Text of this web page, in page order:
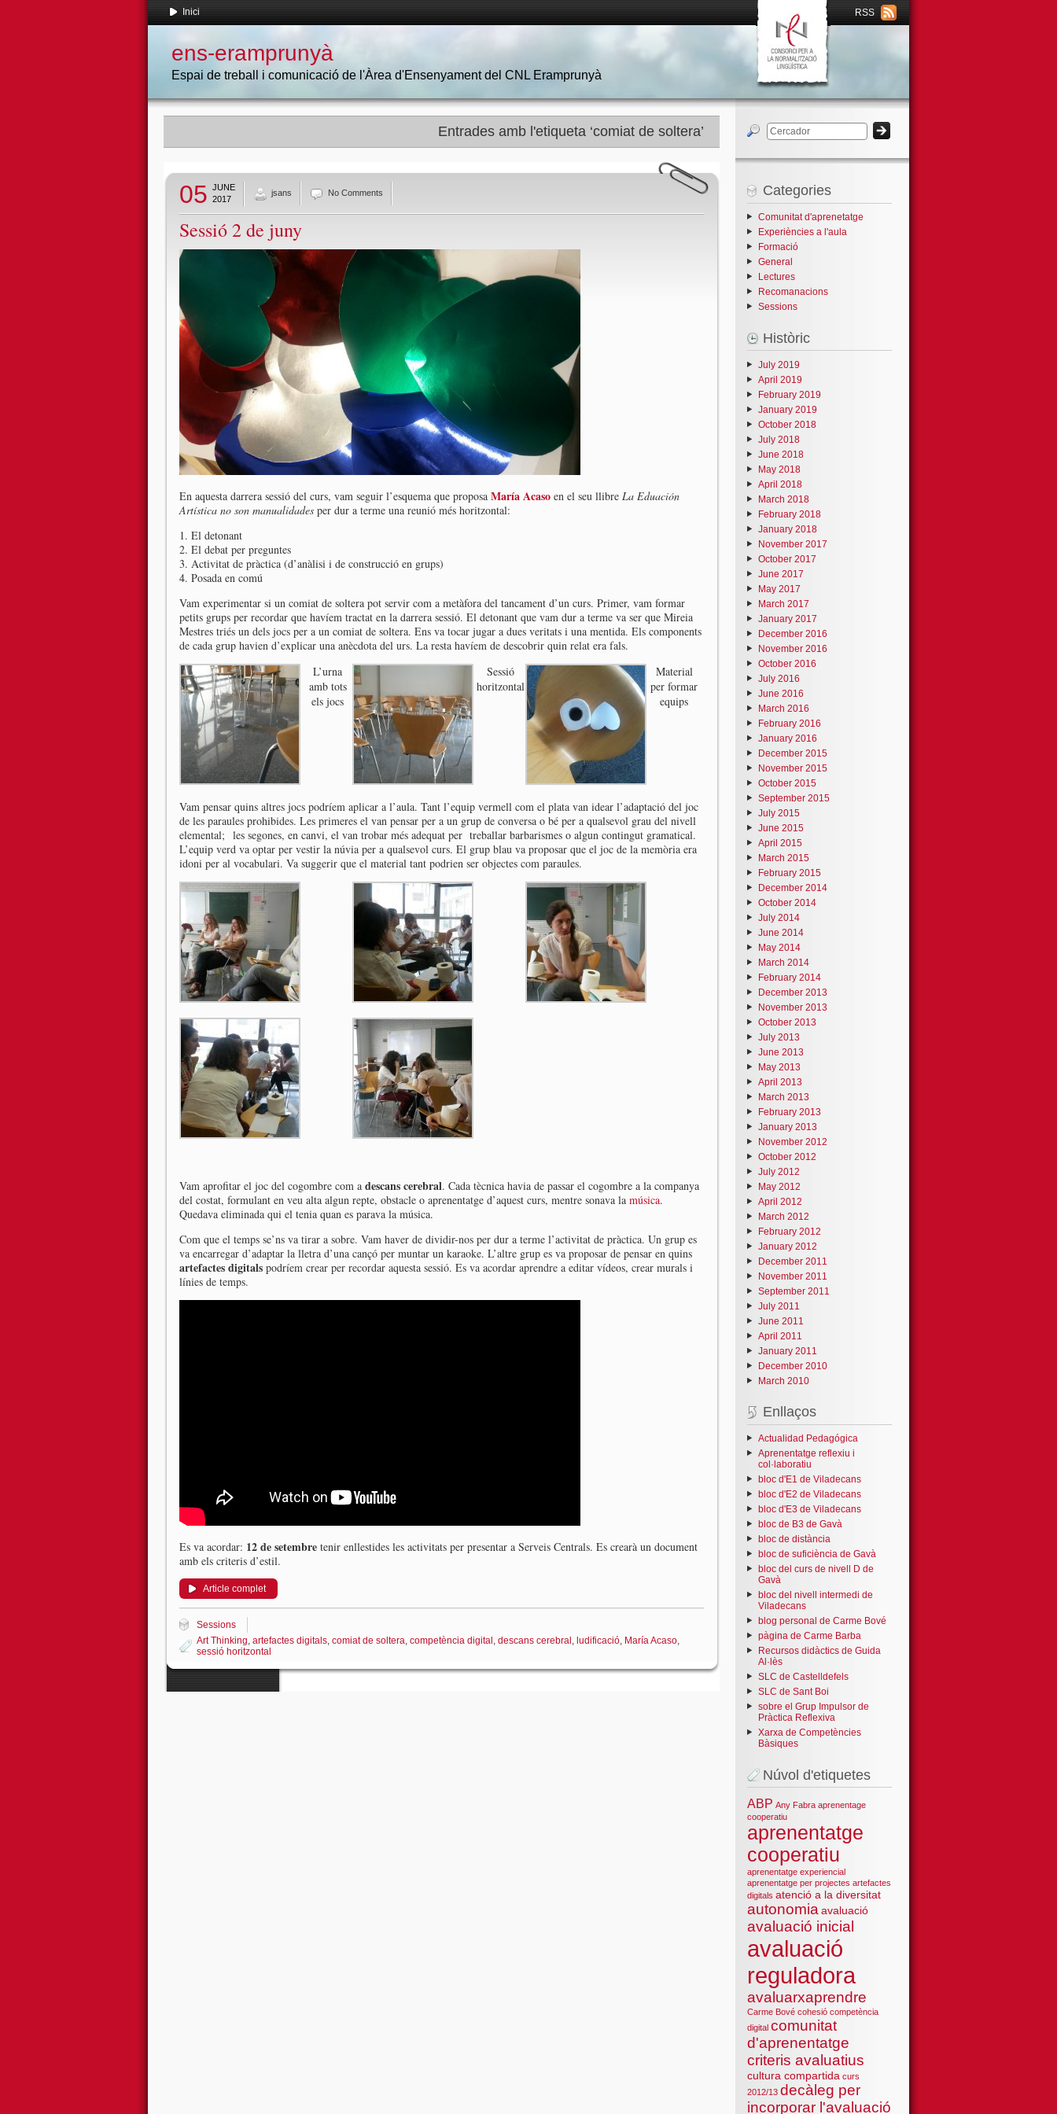
RSS
Inici
ens-eramprunyà
Espai de treball i comunicació de l'Àrea d'Ensenyament del CNL Eramprunyà
Entrades amb l'etiqueta ‘comiat de soltera’
05 JUNE
2017
jsans No Comments
Sessió 2 de juny
En aquesta darrera sessió del curs, vam seguir l’esquema que proposa María Acaso en el seu llibre La Eduación
Artística no son manualidades per dur a terme una reunió més horitzontal:
1. El detonant
2. El debat per preguntes
3. Activitat de pràctica (d’anàlisi i de construcció en grups)
4. Posada en comú
Vam experimentar si un comiat de soltera pot servir com a metàfora del tancament d’un curs. Primer, vam formar
petits grups per recordar que havíem tractat en la darrera sessió. El detonant que vam dur a terme va ser que Mireia
Mestres triés un dels jocs per a un comiat de soltera. Ens va tocar jugar a dues veritats i una mentida. Els components
de cada grup havien d’explicar una anècdota del urs. La resta havíem de descobrir quin relat era fals.
L’urna
amb tots
els jocs
Sessió
horitzontal
Material
per formar
equips
Vam pensar quins altres jocs podríem aplicar a l’aula. Tant l’equip vermell com el plata van idear l’adaptació del joc
de les paraules prohibides. Les primeres el van pensar per a un grup de conversa o bé per a qualsevol grau del nivell
elemental; les segones, en canvi, el van trobar més adequat per treballar barbarismes o algun contingut gramatical.
L’equip verd va optar per vestir la núvia per a qualsevol curs. El grup blau va proposar que el joc de la memòria era
idoni per al vocabulari. Va suggerir que el material tant podrien ser objectes com paraules.
Vam aprofitar el joc del cogombre com a descans cerebral. Cada tècnica havia de passar el cogombre a la companya
del costat, formulant en veu alta algun repte, obstacle o aprenentatge d’aquest curs, mentre sonava la música.
Quedava eliminada qui el tenia quan es parava la música.
Com que el temps se’ns va tirar a sobre. Vam haver de dividir-nos per dur a terme l’activitat de pràctica. Un grup es
va encarregar d’adaptar la lletra d’una cançó per muntar un karaoke. L’altre grup es va proposar de pensar en quins
artefactes digitals podríem crear per recordar aquesta sessió. Es va acordar aprendre a editar vídeos, crear murals i
línies de temps.
Es va acordar: 12 de setembre tenir enllestides les activitats per presentar a Serveis Centrals. Es crearà un document
amb els criteris d’estil.
Article complet
Sessions
Art Thinking, artefactes digitals, comiat de soltera, competència digital , descans cerebral , ludificació, María Acaso,
sessió horitzontal
Categories
Comunitat d'aprenetatge
Experiències a l'aula
Formació
General
Lectures
Recomanacions
Sessions
Històric
July 2019
April 2019
February 2019
January 2019
October 2018
July 2018
June 2018
May 2018
April 2018
March 2018
February 2018
January 2018
November 2017
October 2017
June 2017
May 2017
March 2017
January 2017
December 2016
November 2016
October 2016
July 2016
June 2016
March 2016
February 2016
January 2016
December 2015
November 2015
October 2015
September 2015
July 2015
June 2015
April 2015
March 2015
February 2015
December 2014
October 2014
July 2014
June 2014
May 2014
March 2014
February 2014
December 2013
November 2013
October 2013
July 2013
June 2013
May 2013
April 2013
March 2013
February 2013
January 2013
November 2012
October 2012
July 2012
May 2012
April 2012
March 2012
February 2012
January 2012
December 2011
November 2011
September 2011
July 2011
June 2011
April 2011
January 2011
December 2010
March 2010
Enllaços
Actualidad Pedagógica
Aprenentatge reflexiu i
col·laboratiu
bloc d'E1 de Viladecans
bloc d'E2 de Viladecans
bloc d'E3 de Viladecans
bloc de B3 de Gavà
bloc de distància
bloc de suficiència de Gavà
bloc del curs de nivell D de
Gavà
bloc del nivell intermedi de
Viladecans
blog personal de Carme Bové
pàgina de Carme Barba
Recursos didàctics de Guida
Al·lès
SLC de Castelldefels
SLC de Sant Boi
sobre el Grup Impulsor de
Pràctica Reflexiva
Xarxa de Competències
Bàsiques
Núvol d'etiquetes
ABP Any Fabra aprenentage
cooperatiu
aprenentatge
cooperatiu
aprenentatge experiencial
aprenentatge per projectes artefactes
digitals atenció a la diversitat
autonomia avaluació
avaluació inicial
avaluació
reguladora
avaluarxaprendre
Carme Bové cohesió competència
digital comunitat
d'aprenentatge
criteris avaluatius
cultura compartida curs
2012/13 decàleg per
incorporar l'avaluació